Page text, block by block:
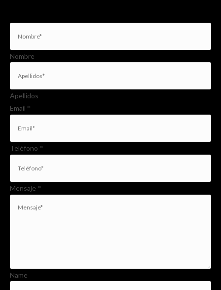
Nombre
Apellidos
Email *
Teléfono *
Mensaje *
Name